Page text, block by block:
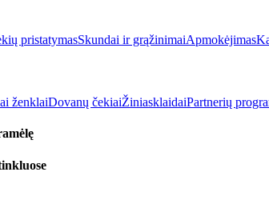
pristatymasSkundai ir grąžinimaiApmokėjimas
ženklaiDovanų čekiaiŽiniasklaidaiPartnerių